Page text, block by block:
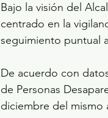
Bajo la visión del
centrado en la
seguimiento puntual
De acuerdo con
de Personas
diciembre del mismo